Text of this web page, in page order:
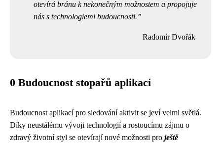
otevírá bránu k nekonečným možnostem a propojuje
nás s technologiemi budoucnosti.
Radomír Dvořák
0 Budoucnost stopařů aplikací
Budoucnost aplikací pro sledování aktivit se jeví velmi světlá.
Díky neustálému vývoji technologií a rostoucímu zájmu o
zdravý životní styl se otevírají nové možnosti pro ještě